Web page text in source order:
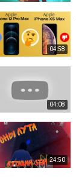
04:58
04:08
24:50